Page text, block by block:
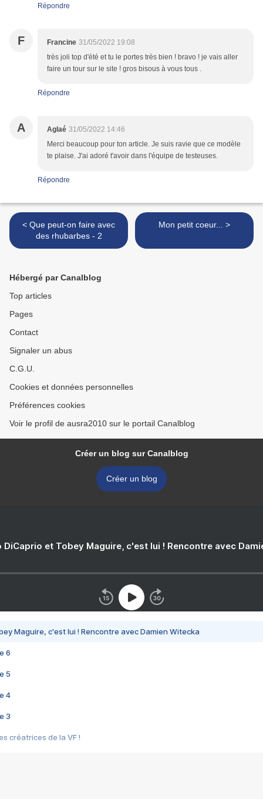
Répondre
F Francine 31/05/2022 19:08
très joli top d'été et tu le portes très bien ! bravo ! je vais aller
faire un tour sur le site ! gros bisous à vous tous .
Répondre
A Aglaé 31/05/2022 14:46
Merci beaucoup pour ton article. Je suis ravie que ce modèle
te plaise. J'ai adoré t'avoir dans l'équipe de testeuses.
Répondre
< Que peut-on faire avec
des rhubarbes - 2
Mon petit coeur... >
Hébergé par Canalblog
Top articles
Pages
Contact
Signaler un abus
C.G.U.
Cookies et données personnelles
Préférences cookies
Voir le profil de ausra2010 sur le portail Canalblog
Créer un blog sur Canalblog
Créer un blog
DiCaprio et Tobey Maguire, c'est lui ! Rencontre avec
Maguire, c'est lui ! Rencontre avec Damien Witecka
6
5
4
3
créatrices de la VF !